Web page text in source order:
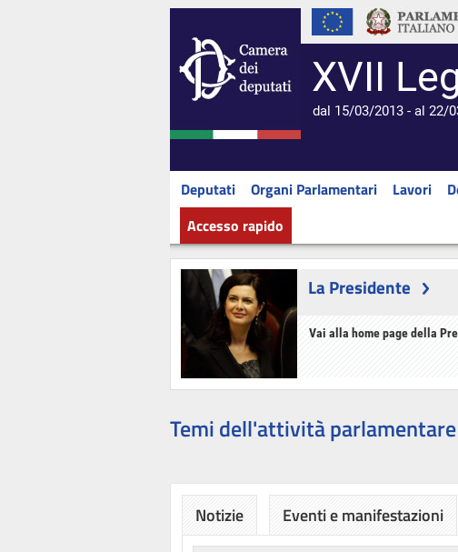
XVII
dal 15/03/2013 - al 22/
Deputati Organi Parlamentari Lavori
Accesso rapido
La Presidente
Vai alla home page della
Temi dell'attività
Notizie Eventi e manifestazioni